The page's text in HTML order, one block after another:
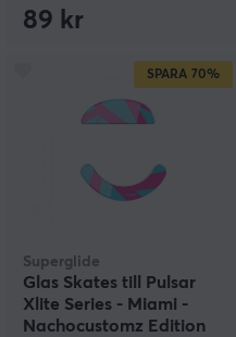
89 kr
SPARA 70%
Superglide
Glas Skates till Pulsar
Xlite Series - Miami -
Nachocustomz Edition